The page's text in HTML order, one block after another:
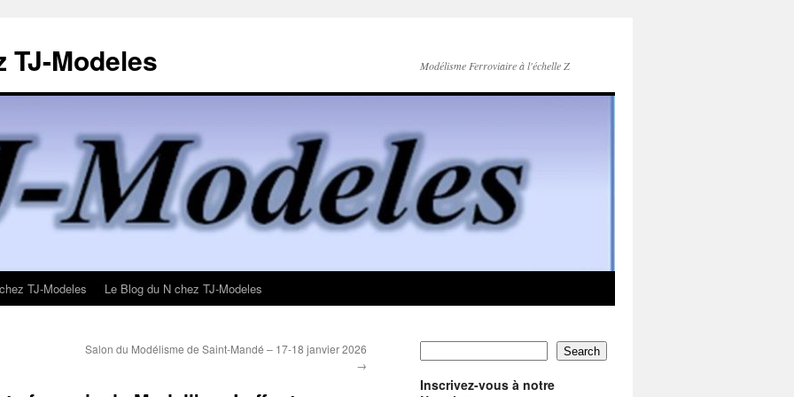
TJ-Modeles Modélisme Ferroviaire à l'échelle Z
TJ-Modeles Le Blog du N chez TJ-Modeles
Salon du Modélisme de Saint-Mandé – 17-18 janvier 2026
→
Search
Inscrivez-vous à notre